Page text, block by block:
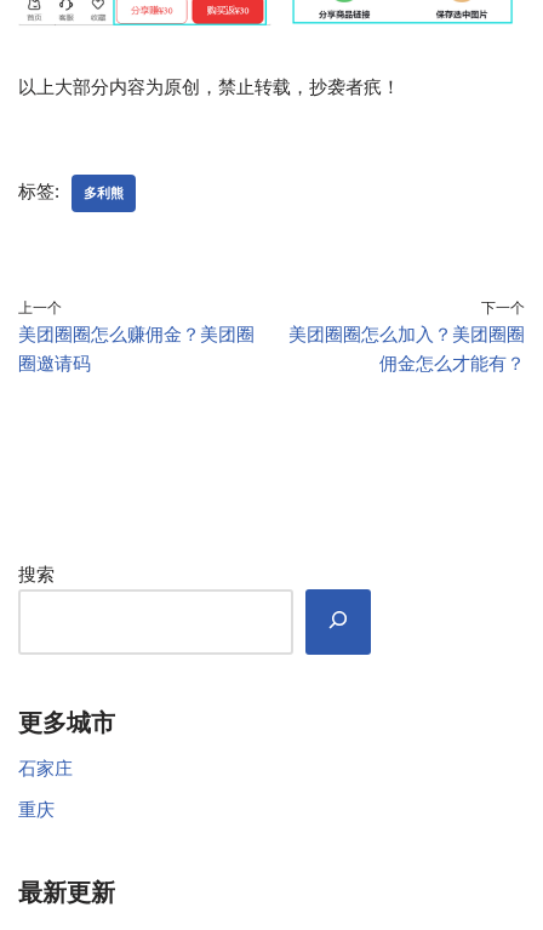
以上大部分内容为原创，禁止转载，抄袭者疧！
标签: 多利熊
上一个
美团圈圈怎么赚佣金？美团圈
圈邀请码
下一个
美团圈圈怎么加入？美团圈圈
佣金怎么才能有？
搜索
更多城市
石家庄
重庆
最新更新